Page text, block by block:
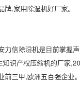
牌,家用除湿机好厂家。
力信除湿机是目前掌握
知识产权压缩机的厂家
三甲,欧洲五百强企业。